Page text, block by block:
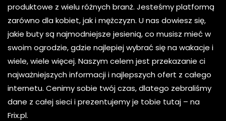
produktowe z wielu różnych branż. Jesteśmy platformą
zarówno dla kobiet, jak i mężczyzn. U nas dowiesz się,
jakie buty są najmodniejsze jesienią, co musisz mieć w
swoim ogrodzie, gdzie najlepiej wybrać się na wakacje i
wiele, wiele więcej. Naszym celem jest przekazanie ci
najważniejszych informacji i najlepszych ofert z całego
internetu. Cenimy sobie twój czas, dlatego zebraliśmy
dane z całej sieci i prezentujemy je tobie tutaj – na
Frix.pl.